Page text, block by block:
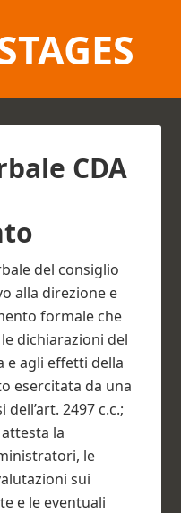
CDA
del consiglio
alla direzione e
formale che
dichiarazioni del
e agli effetti della
esercitata da una
2497 c.c.;
la
le
sui
e le eventuali